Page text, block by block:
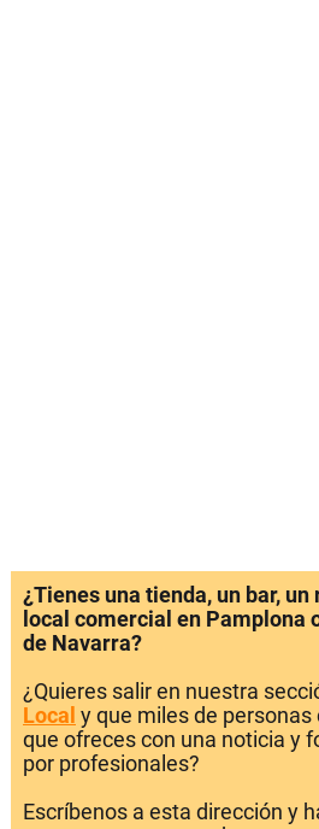
¿Tienes una tienda, un bar,
local comercial en Pamplona
de Navarra?
¿Quieres salir en nuestra
Local y que miles de
que ofreces con una noticia y
por profesionales?
Escríbenos a esta dirección y